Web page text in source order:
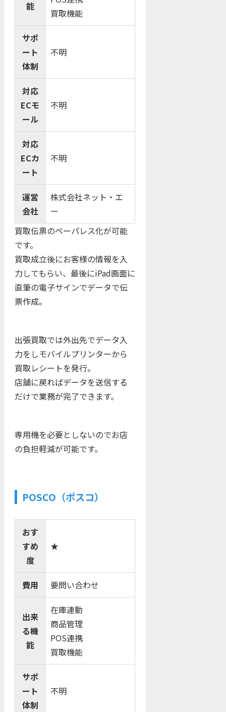
能
買取機能
サポ
ート
体制
不明
対応
ECモ
ール
不明
対応
ECカ
ート
不明
運営
会社
株式会社ネット・エ
ー
買取伝票のペーパレス化が可能
です。
買取成立後にお客様の情報を入
力してもらい、最後にiPad画面に
直筆の電子サインでデータで伝
票作成。
出張買取では外出先でデータ入
力をしモバイルプリンターから
買取レシートを発行。
店舗に戻ればデータを送信する
だけで業務が完了できます。
専用機を必要としないのでお店
の負担軽減が可能です。
POSCO（ポスコ）
おす
すめ
度
★
費用 要問い合わせ
出来
る機
能
在庫連動
商品管理
POS連携
買取機能
サポ
ート
体制
不明